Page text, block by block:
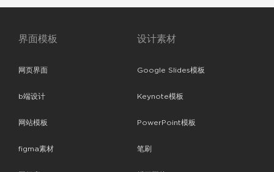
界面模板
网页界面
b端设计
网站模板
figma素材
设计素材
Google Slides模板
Keynote模板
PowerPoint模板
笔刷